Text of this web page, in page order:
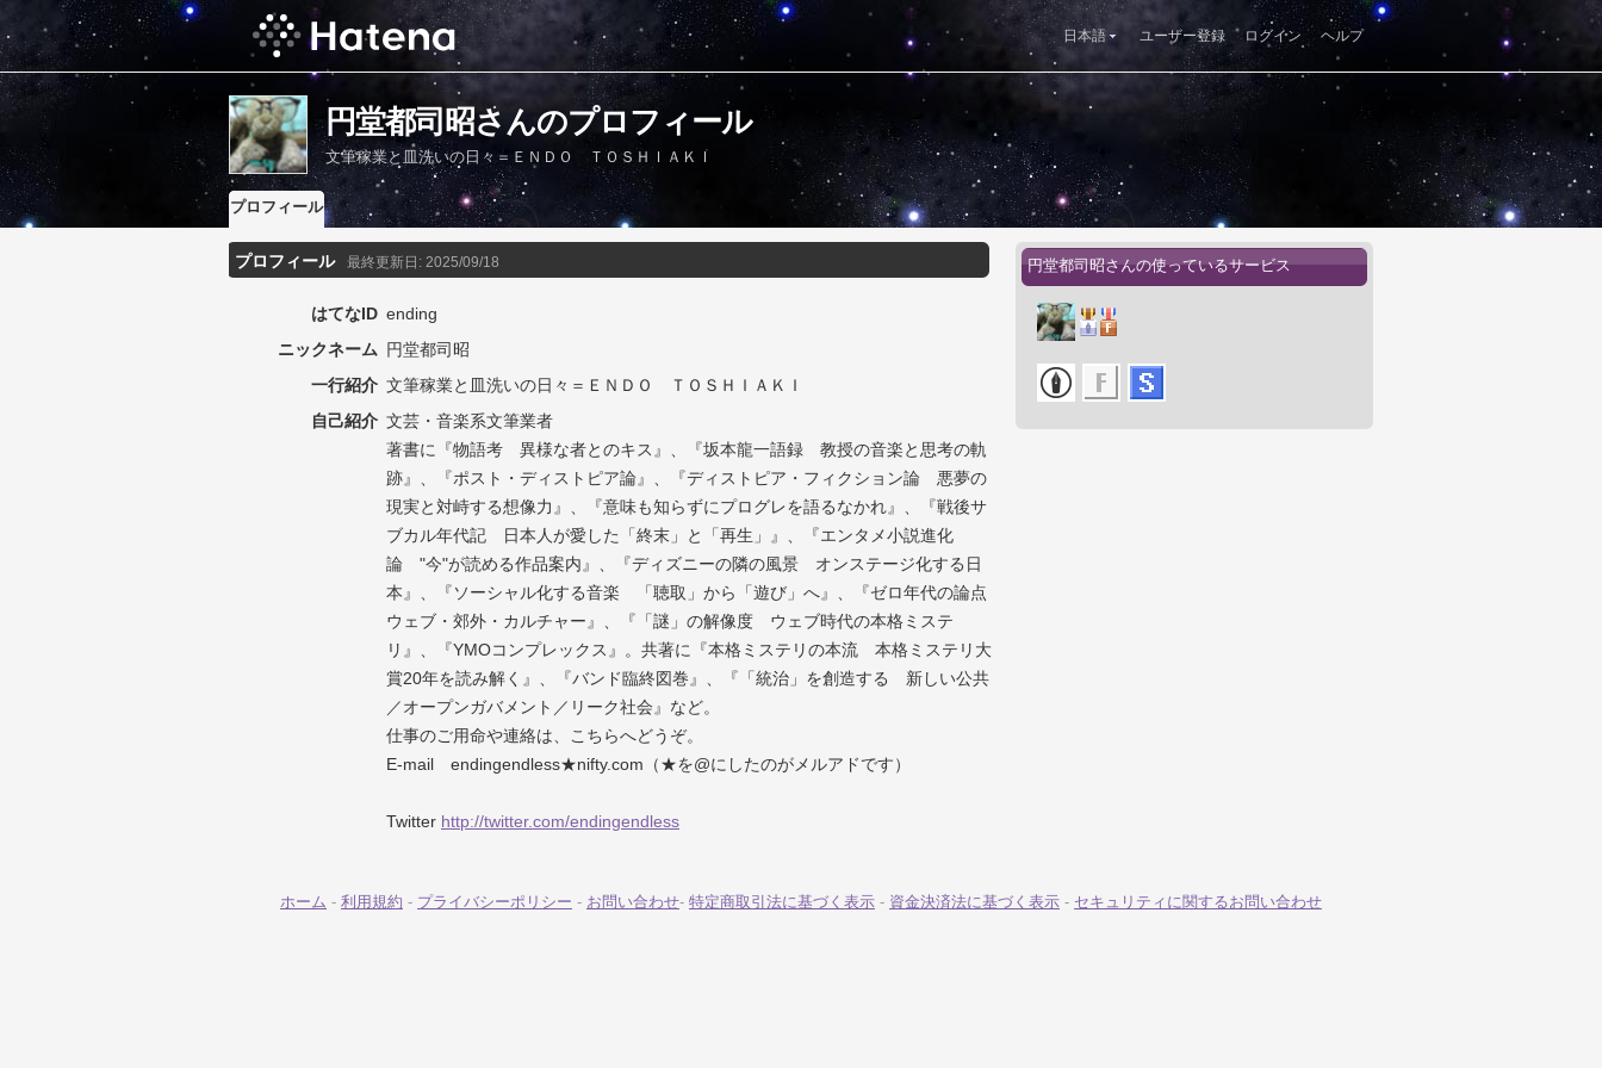
日本語 ユーザー登録 ログイン ヘルプ
円堂都司昭さんのプロフィール
文筆稼業と皿洗いの日々＝ＥＮＤＯ ＴＯＳＨＩＡＫＩ
プロフィール
プロフィール 最終更新日: 2025/09/18
はてなID ending
ニックネーム 円堂都司昭
一行紹介 文筆稼業と皿洗いの日々＝ＥＮＤＯ ＴＯＳＨＩＡＫＩ
自己紹介 文芸・音楽系文筆業者
著書に『物語考 異様な者とのキス』、『坂本龍一語録 教授の音楽と思考の軌
跡』、『ポスト・ディストピア論』、『ディストピア・フィクション論 悪夢の
現実と対峙する想像力』、『意味も知らずにプログレを語るなかれ』、『戦後サ
ブカル年代記 日本人が愛した「終末」と「再生」』、『エンタメ小説進化
論 "今"が読める作品案内』、『ディズニーの隣の風景 オンステージ化する日
本』、『ソーシャル化する音楽 「聴取」から「遊び」へ』、『ゼロ年代の論点
ウェブ・郊外・カルチャー』、『「謎」の解像度 ウェブ時代の本格ミステ
リ』、『YMOコンプレックス』。共著に『本格ミステリの本流 本格ミステリ大
賞20年を読み解く』、『バンド臨終図巻』、『「統治」を創造する 新しい公共
／オープンガバメント／リーク社会』など。
仕事のご用命や連絡は、こちらへどうぞ。
E-mail endingendless★nifty.com（★を@にしたのがメルアドです）
Twitter http://twitter.com/endingendless
円堂都司昭さんの使っているサービス
ホーム - 利用規約 - プライバシーポリシー - お問い合わせ- 特定商取引法に基づく表示 - 資金決済法に基づく表示 - セキュリティに関するお問い合わせ